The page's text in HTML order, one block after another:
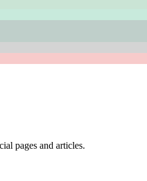
pages and articles.